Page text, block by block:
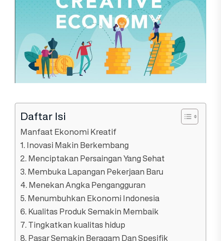
Daftar Isi
Manfaat Ekonomi Kreatif
1. Inovasi Makin Berkembang
2. Menciptakan Persaingan Yang Sehat
3. Membuka Lapangan Pekerjaan Baru
4. Menekan Angka Pengangguran
5. Menumbuhkan Ekonomi Indonesia
6. Kualitas Produk Semakin Membaik
7. Tingkatkan kualitas hidup
8. Pasar Semakin Beragam Dan Spesifik